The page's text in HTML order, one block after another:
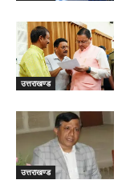
उत्तराखण्ड
उत्तराखण्ड